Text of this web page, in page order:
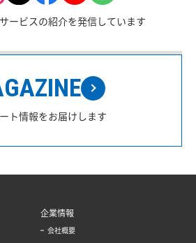
ービスの紹介を発信しています
ト情報をお届けします
企業情報
会社概要